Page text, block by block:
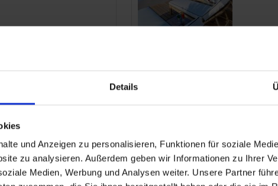
Details
und Anzeigen zu personalisieren, Funktionen für soziale
zu analysieren. Außerdem geben wir Informationen zu Ihrer
Medien, Werbung und Analysen weiter. Unsere Partner
H10
Madrid